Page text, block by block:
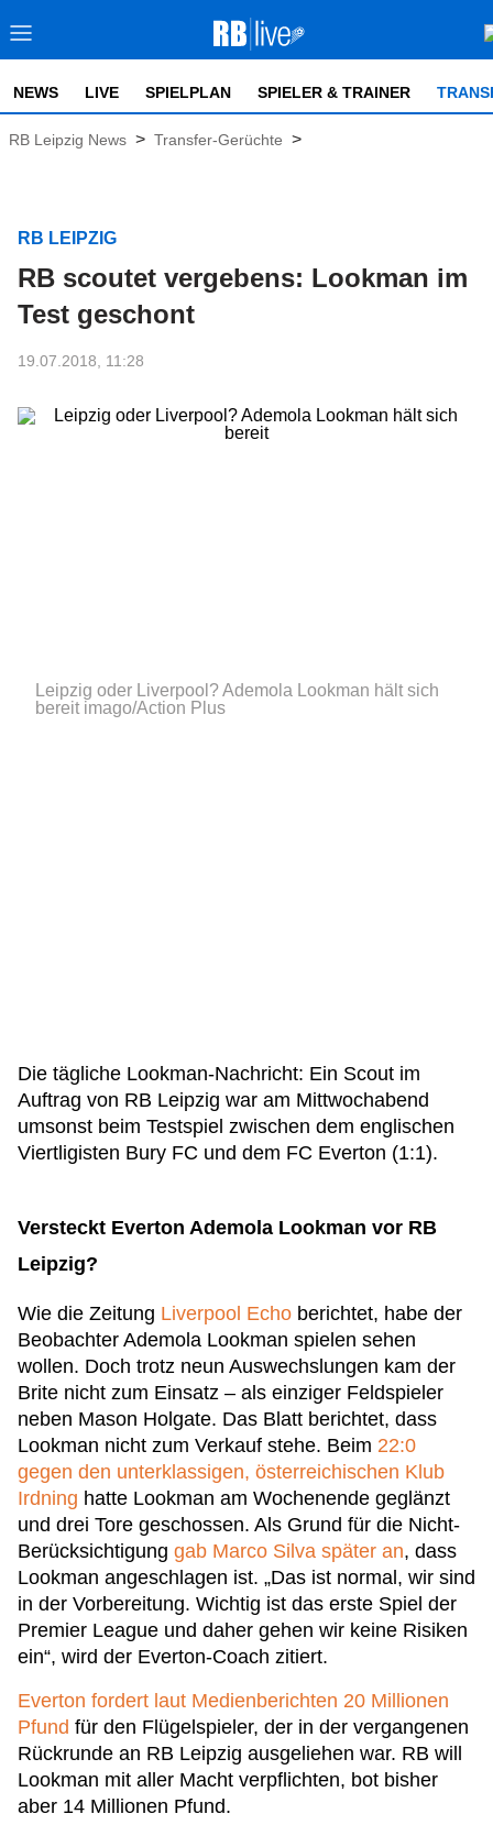
NEWS LIVE SPIELPLAN SPIELER & TRAINER
RB Leipzig News > Transfer-Gerüchte >
RB LEIPZIG
RB scoutet vergebens: Lookman im
Test geschont
19.07.2018, 11:28
Leipzig oder Liverpool? Ademola Lookman hält sich
bereit imago/Action Plus
Die tägliche Lookman-Nachricht: Ein Scout im
Auftrag von RB Leipzig war am Mittwochabend
umsonst beim Testspiel zwischen dem englischen
Viertligisten Bury FC und dem FC Everton (1:1).
Versteckt Everton Ademola Lookman vor RB
Leipzig?
Wie die Zeitung Liverpool Echo berichtet, habe der
Beobachter Ademola Lookman spielen sehen
wollen. Doch trotz neun Auswechslungen kam der
Brite nicht zum Einsatz – als einziger Feldspieler
neben Mason Holgate. Das Blatt berichtet, dass
Lookman nicht zum Verkauf stehe. Beim 22:0
gegen den unterklassigen, österreichischen Klub
Irdning hatte Lookman am Wochenende geglänzt
und drei Tore geschossen. Als Grund für die Nicht-
Berücksichtigung gab Marco Silva später an, dass
Lookman angeschlagen ist. „Das ist normal, wir sind
in der Vorbereitung. Wichtig ist das erste Spiel der
Premier League und daher gehen wir keine Risiken
ein“, wird der Everton-Coach zitiert.
Everton fordert laut Medienberichten 20 Millionen
Pfund für den Flügelspieler, der in der vergangenen
Rückrunde an RB Leipzig ausgeliehen war. RB will
Lookman mit aller Macht verpflichten, bot bisher
aber 14 Millionen Pfund.